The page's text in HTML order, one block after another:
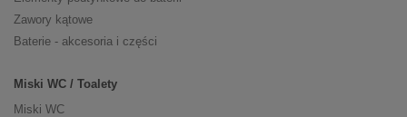
Zawory kątowe
Baterie - akcesoria i części
Miski WC / Toalety
Miski WC